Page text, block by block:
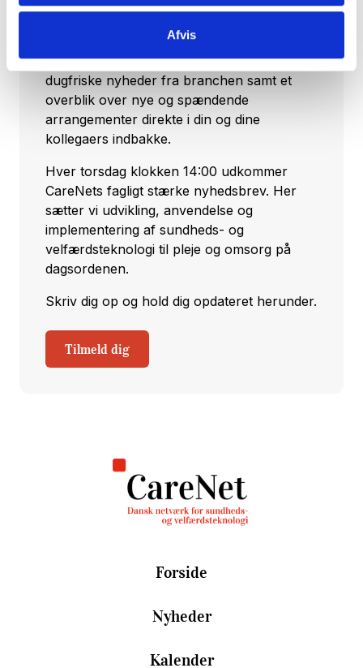
Afvis
for sundheds- og velfærdsteknologien uge
Hos CareNet leverer vi hellere end gerne
dugfriske nyheder fra branchen samt et
overblik over nye og spændende
arrangementer direkte i din og dine
kollegaers indbakke.
Hver torsdag klokken 14:00 udkommer
CareNets fagligt stærke nyhedsbrev. Her
sætter vi udvikling, anvendelse og
implementering af sundheds- og
velfærdsteknologi til pleje og omsorg på
dagsordenen.
Skriv dig op og hold dig opdateret herunder.
Tilmeld dig
Forside
Nyheder
Kalender